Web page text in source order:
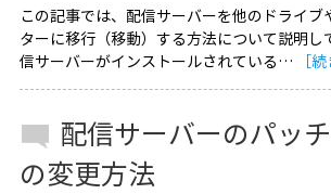
この記事では、配信サーバーを他のドライブ
ターに移行（移動）する方法について説明し
信サーバーがインストールされている…
［
配信サーバーのパッ
の変更方法